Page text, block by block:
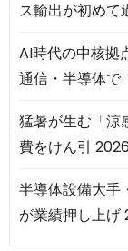
ス輸出が初めて
AI時代の中核
通信・半導体で
猛暑が生む「
費をけん引
半導体設備大
が業績押し上げ